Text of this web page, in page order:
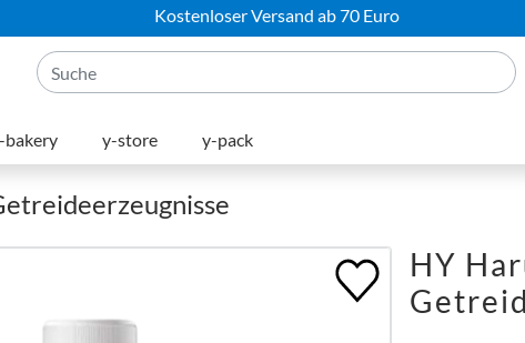
Kostenloser Versand ab 70 Euro
bakery y-store y-pack
HY